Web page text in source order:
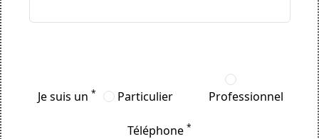
Je suis un * Particulier Professionnel
Téléphone *